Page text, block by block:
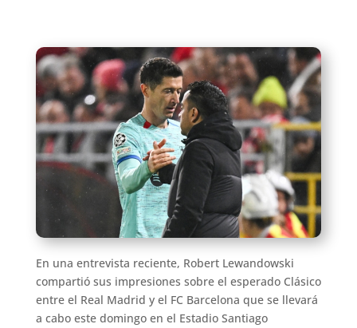
En una entrevista reciente, Robert Lewandowski
compartió sus impresiones sobre el esperado Clásico
entre el Real Madrid y el FC Barcelona que se llevará
a cabo este domingo en el Estadio Santiago